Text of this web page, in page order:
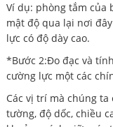
Ví dụ: phòng tắm của
mật độ qua lại nơi
lực có độ dày cao.
*Bước 2:Đo đạc và
cường lực một các
Các vị trí mà chúng
tường, độ dốc, chiều